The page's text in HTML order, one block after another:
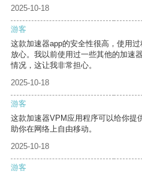
2025-10-18
游客
这款加速器app的安全性很高，使用
放心。我以前使用过一些其他的加速
情况，这让我非常担心。
2025-10-18
游客
这款加速器VPM应用程序可以给你提
助你在网络上自由移动。
2025-10-18
游客